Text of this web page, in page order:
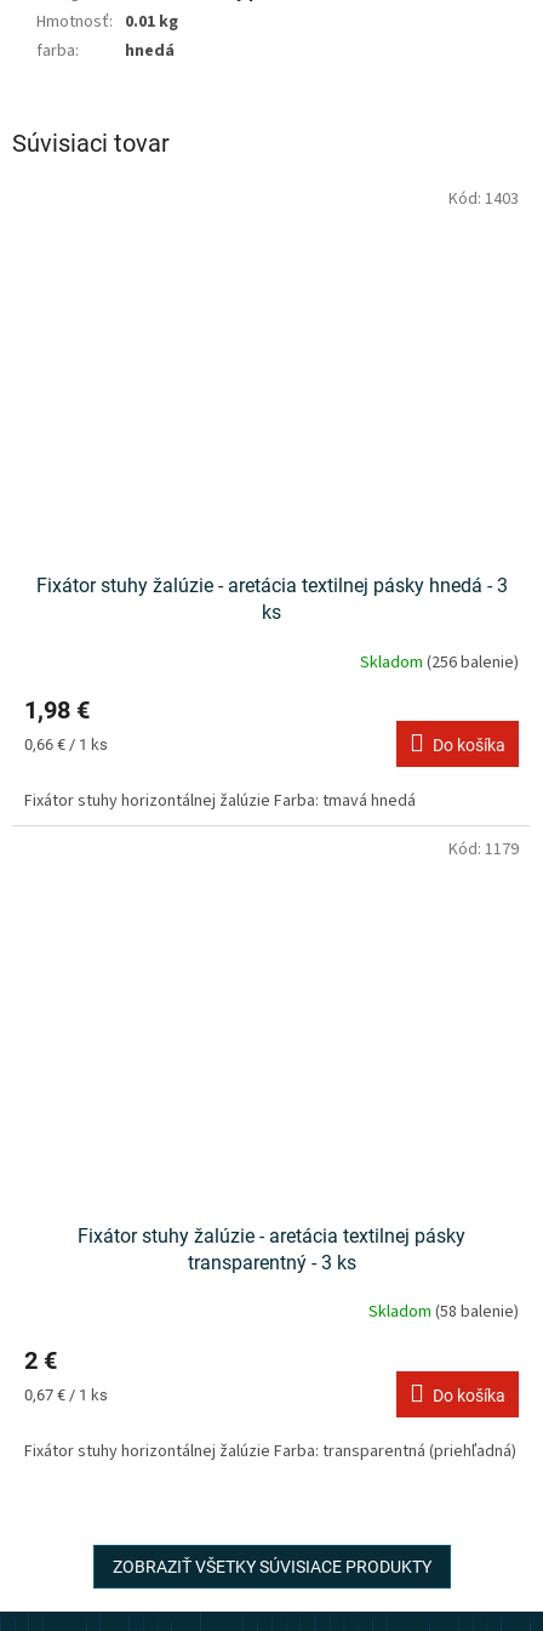
Súvisiaci tovar
Fixátor stuhy žalúzie - aretácia textilnej pásky hnedá - 3
ks
Skladom (256 balenie)
1,98 €
Jednotková
0,66 € / 1 ks Do košíka
Fixátor stuhy horizontálnej žalúzie Farba: tmavá hnedá
Kód: 1403
Fixátor stuhy žalúzie - aretácia textilnej pásky
transparentný - 3 ks
Skladom (58 balenie)
2 €
Jednotková
0,67 € / 1 ks Do košíka
Fixátor stuhy horizontálnej žalúzie Farba: transparentná (priehľadná)
Kód: 1179
ZOBRAZIŤ VŠETKY SÚVISIACE PRODUKTY
Hmotnosť: 0.01 kg
farba: hnedá
Z